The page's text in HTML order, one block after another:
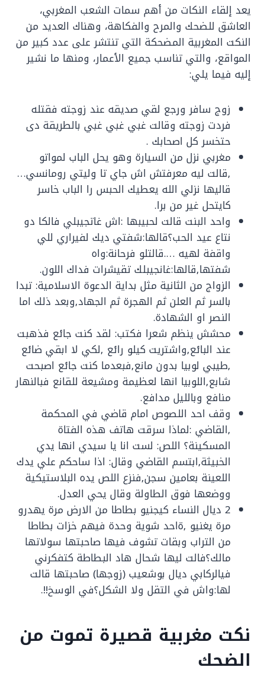
يعد إلقاء النكات من أهم سمات الشعب المغربي،
العاشق للضحك والمرح والفكاهة، وهناك العديد من
النكت المغربية المضحكة التي تنتشر على عدد كبير من
المواقع، والتي تناسب جميع الأعمار، ومنها ما نشير
إليه فيما يلي:
زوج سافر ورجع لقي صديقه عند زوجته فقتله
فردت زوجته وقالت غبي غبي غبي بالطريقة دى
حتخسر كل اصحابك .
مغربي نزل من السيارة وهو يحل الباب لمواتو
,قالت ليه معرفتش اش جاي تا وليتي رومانسي…
قاليها نزلي الله يعطيك الحبس را الباب خاسر
كايتحل غير من برا.
واحد البنت قالت لحبيبها :اش غاتجيبلي فالكا دو
نتاع عيد الحب؟قالها:شفتي ديك لفيراري للي
واقفة لهيه ….قالتلو فرحانة:واه
شفتها,قالها:غانجيبلك تقيشرات فداك اللون.
الزواج من الثانية مثل بداية الدعوة الاسلامية: تبدا
بالسر ثم العلن ثم الهجرة ثم الجهاد,وبعد ذلك اما
النصر او الشهادة.
محشش ينظم شعرا فكتب: لقد كنت جائع فذهبت
عند البائع,واشتريت كيلو رائع ,لكي لا ابقي ضائع
,طيبي لوبيا بدون مانع,فبعدما كنت جائع اصبحت
شابع,اللوبيا انها لعظيمة ومشيعة للقانع فبالنهار
منافع وبالليل مدافع.
وقف احد اللصوص امام قاضي في المحكمة
,القاضي :لماذا سرقت هاتف هذه الفتاة
المسكينة؟ اللص: لست انا يا سيدي انها يدي
الخبيثة,ابتسم القاضي وقال: اذا ساحكم علي يدك
اللعينة بعامين سجن,فنزع اللص يده البلاستيكية
ووضعها فوق الطاولة وقال يحي العدل.
2 ديال النساء كيجنيو بطاطا من الارض مرة يهدرو
مرة يغنيو ,ةاحد شوية وحدة فيهم خزات بطاطا
من التراب وبقات تشوف فيها صاحبتها سولاتها
مالك؟فالت ليها شحال هاد البطاطة كتفكرني
فيالركابي ديال بوشعيب (زوجها) صاحبتها قالت
لها:واش في التقل ولا الشكل؟في الوسخ!!.
نكت مغربية قصيرة تموت من
الضحك